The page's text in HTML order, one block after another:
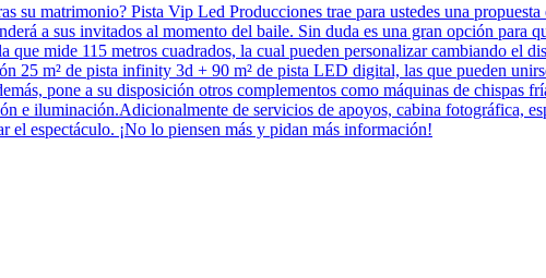
su matrimonio? Pista Vip Led Producciones trae para ustedes una
a sus invitados al momento del baile. Sin duda es una gran opción para
que mide 115 metros cuadrados, la cual pueden personalizar cambiando el
25 m² de pista infinity 3d + 90 m² de pista LED digital, las que pueden
pone a su disposición otros complementos como máquinas de chispas
e iluminación.Adicionalmente de servicios de apoyos, cabina fotográfica,
el espectáculo. ¡No lo piensen más y pidan más información!